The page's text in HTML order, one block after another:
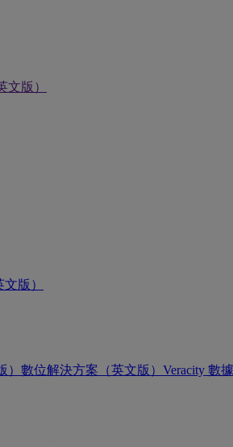
文版）
版）
數位解決方案（英文版） Veracity 數